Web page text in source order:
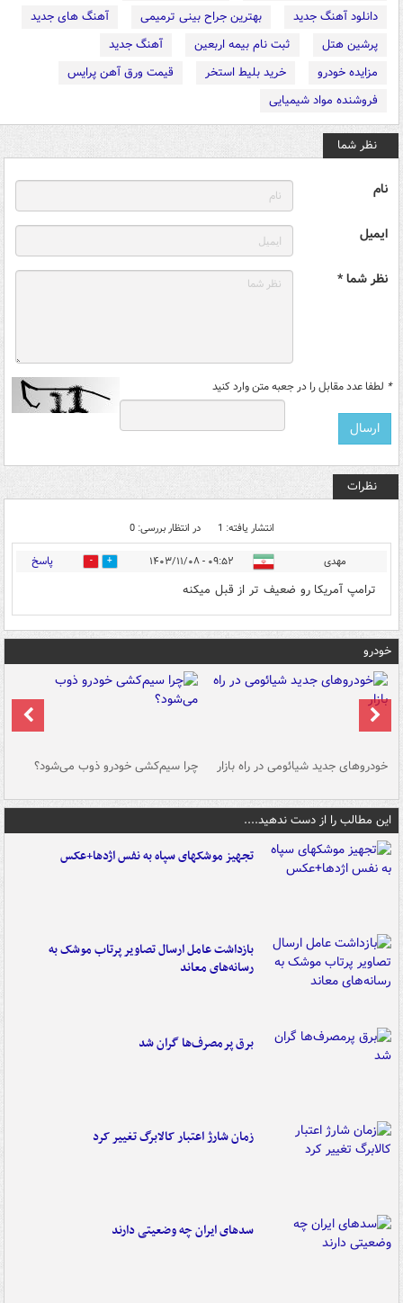
دانلود آهنگ جدید
بهترین جراح بینی ترمیمی
آهنگ های جدید
پرشین هتل
ثبت نام بیمه اربعین
آهنگ جدید
مزایده خودرو
خرید بلیط استخر
قیمت ورق آهن پرایس
فروشنده مواد شیمیایی
نظر شما
نام
ایمیل
نظر شما *
* لطفا عدد مقابل را در جعبه متن وارد کنید
نظرات
انتشار یافته: 1 در انتظار بررسی: 0
مهدی ۰۹:۵۲ - ۱۴۰۳/۱۱/۰۸ 0 پاسخ
ترامپ آمریکا رو ضعیف تر از قبل میکنه
خودرو
خودروهای جدید شیائومی در راه بازار چرا سیم‌کشی خودرو ذوب می‌شود؟
این مطالب را از دست ندهید....
تجهیز موشکهای سپاه به نفس اژدها+عکس
بازداشت عامل ارسال تصاویر پرتاب موشک به
رسانه‌های معاند
برق پرمصرف‌ها گران شد
زمان شارژ اعتبار کالابرگ تغییر کرد
سدهای ایران چه وضعیتی دارند